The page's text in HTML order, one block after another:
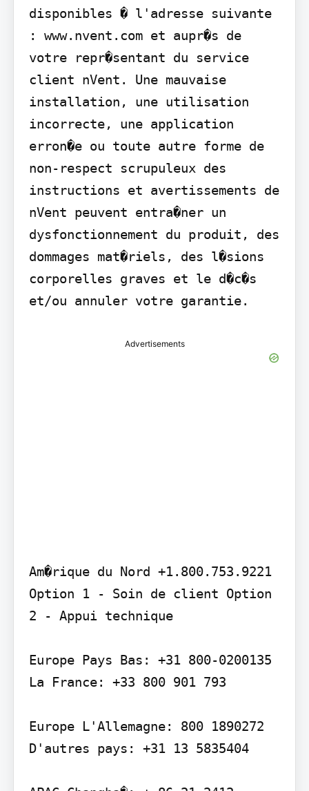
disponibles � l'adresse suivante
: www.nvent.com et aupr�s de
votre repr�sentant du service
client nVent. Une mauvaise
installation, une utilisation
incorrecte, une application
erron�e ou toute autre forme de
non-respect scrupuleux des
instructions et avertissements de
nVent peuvent entra�ner un
dysfonctionnement du produit, des
dommages mat�riels, des l�sions
corporelles graves et le d�c�s
et/ou annuler votre garantie.
Advertisements
Am�rique du Nord +1.800.753.9221
Option 1 - Soin de client Option
2 - Appui technique
Europe Pays Bas: +31 800-0200135
La France: +33 800 901 793
Europe L'Allemagne: 800 1890272
D'autres pays: +31 13 5835404